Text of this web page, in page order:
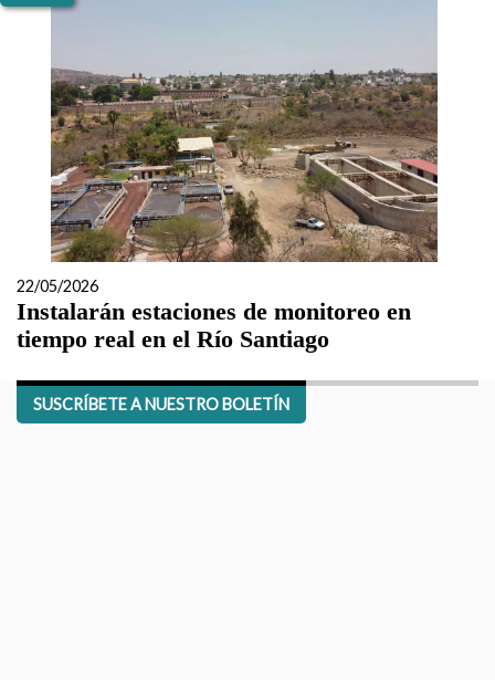
22/05/2026
Instalarán estaciones de monitoreo en
tiempo real en el Río Santiago
SUSCRÍBETE A NUESTRO BOLETÍN